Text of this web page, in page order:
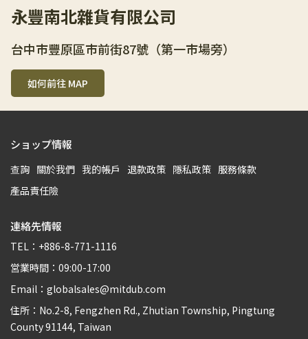
永豐南北雜貨有限公司
台中市豐原區市前街87號（第一市場旁）
如何前往 MAP
ショップ情報
查詢 關於我們 我的帳戶 退款政策 隱私政策 服務條款
產品責任險
連絡先情報
TEL：+886-8-771-1116
営業時間：09:00-17:00
Email：globalsales@mitdub.com
住所：No.2-8, Fengzhen Rd., Zhutian Township, Pingtung
County 91144, Taiwan